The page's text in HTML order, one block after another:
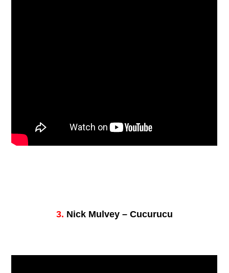
3. Nick Mulvey – Cucurucu